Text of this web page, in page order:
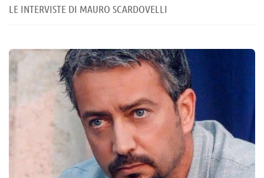
LE INTERVISTE DI MAURO SCARDOVELLI